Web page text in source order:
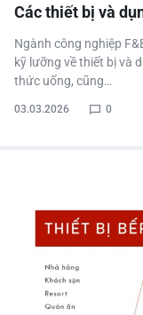
Các thiết bị và
Ngành công nghiệp
kỹ lưỡng về thiết bị và
thức uống, cũng…
03.03.2026 0